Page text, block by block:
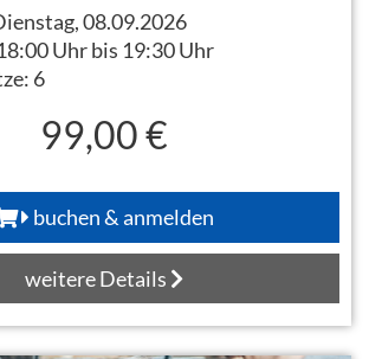
08.09.2026
Uhr bis 19:30 Uhr
6
99,00 €
buchen & anmelden
weitere Details